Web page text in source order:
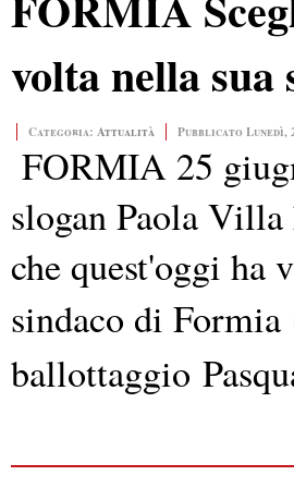
volta nella
Categoria: Attualità Pubblicato Lunedì,
FORMIA 25
slogan Paola
che quest'oggi ha
sindaco di Formia
ballottaggio